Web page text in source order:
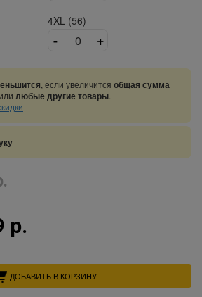
4XL (56)
- +
, если увеличится общая сумма
любые другие товары
р.
ДОБАВИТЬ В КОРЗИНУ